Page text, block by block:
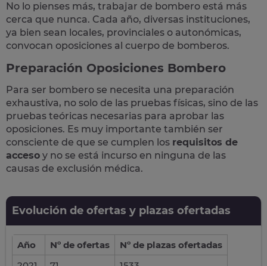
No lo pienses más, trabajar de bombero está más
cerca que nunca. Cada año, diversas instituciones,
ya bien sean locales, provinciales o autonómicas,
convocan oposiciones al cuerpo de bomberos.
Preparación Oposiciones Bombero
Para ser bombero se necesita una preparación
exhaustiva, no solo de las pruebas físicas, sino de las
pruebas teóricas necesarias para aprobar las
oposiciones. Es muy importante también ser
consciente de que se cumplen los requisitos de
acceso y no se está incurso en ninguna de las
causas de exclusión médica.
Evolución de ofertas y plazas ofertadas
Año Nº de ofertas
Nº de plazas ofertadas